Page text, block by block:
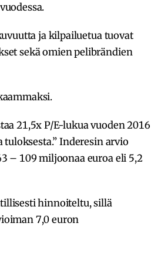
ja kilpailuetua tuovat
sekä omien pelibrändien
21,5x P/E-lukua vuoden 2016
Inderesin arvio
– 109 miljoonaa euroa eli 5,2
hinnoiteltu, sillä
7,0 euron